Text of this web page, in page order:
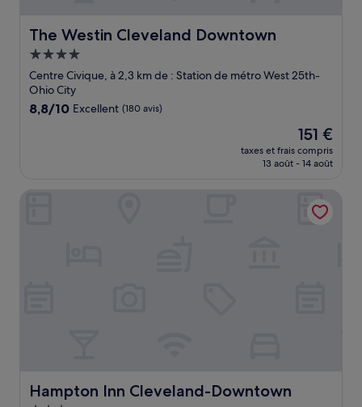
The Westin Cleveland Downtown
The Westin Cleveland Downtown
Hébergement
4.0 étoiles
Centre Civique, à 2,3 km de : Station de métro West 25th-
Ohio City
8.8
8,8/10 Excellent (180 avis)
Le
nouveau
prix
de
151 €
151 €
taxes et frais compris
13 août - 14 août
Hampton Inn Cleveland-Downtown
Hampton Inn Cleveland-Downtown